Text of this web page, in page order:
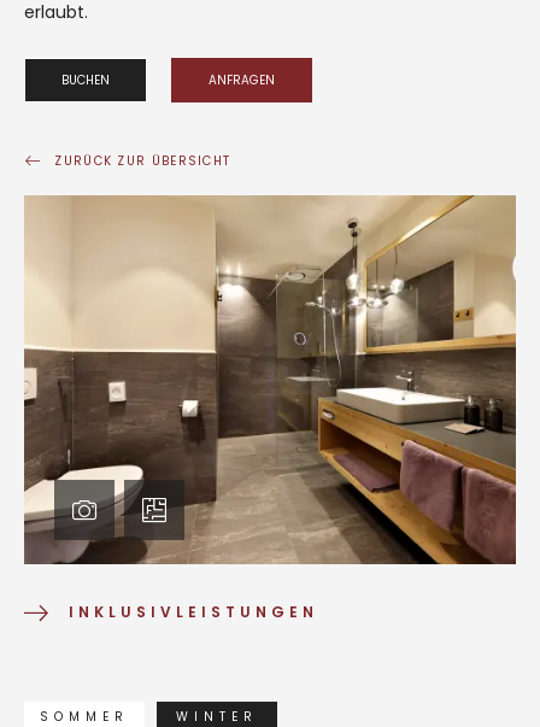
erlaubt.
BUCHEN ANFRAGEN
ZURÜCK ZUR ÜBERSICHT
INKLUSIVLEISTUNGEN
SOMMER WINTER